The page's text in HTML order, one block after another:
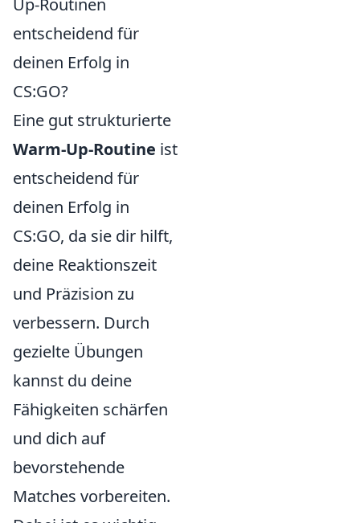
Up-Routinen
entscheidend für
deinen Erfolg in
CS:GO?
Eine gut strukturierte
Warm-Up-Routine ist
entscheidend für
deinen Erfolg in
CS:GO, da sie dir hilft,
deine Reaktionszeit
und Präzision zu
verbessern. Durch
gezielte Übungen
kannst du deine
Fähigkeiten schärfen
und dich auf
bevorstehende
Matches vorbereiten.